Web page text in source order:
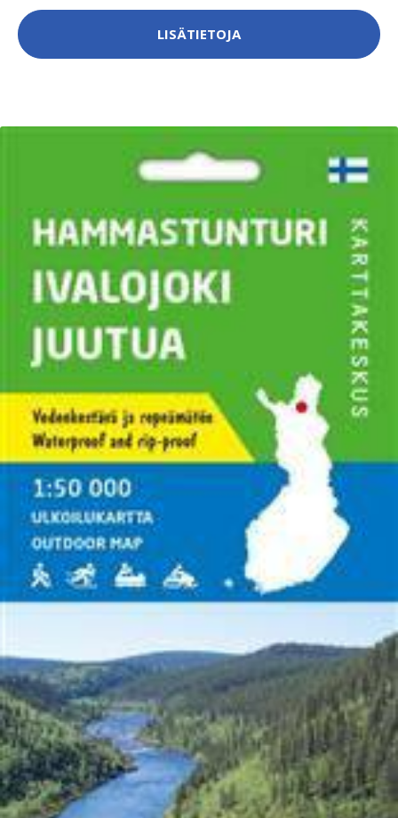
LISÄTIETOJA